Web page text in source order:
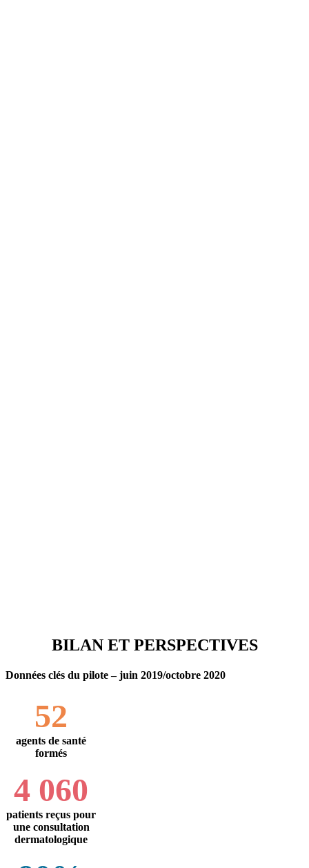
BILAN ET PERSPECTIVES
Données clés du pilote – juin 2019/octobre 2020
52
agents de santé
formés
4 060
patients reçus pour
une consultation
dermatologique